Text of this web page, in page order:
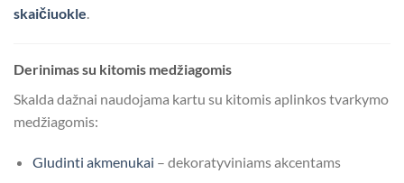
skaičiuokle
Derinimas su kitomis medžiagomis
Skalda dažnai naudojama kartu su kitomis aplinkos tvarkymo
medžiagomis:
Gludinti akmenukai – dekoratyviniams akcentams